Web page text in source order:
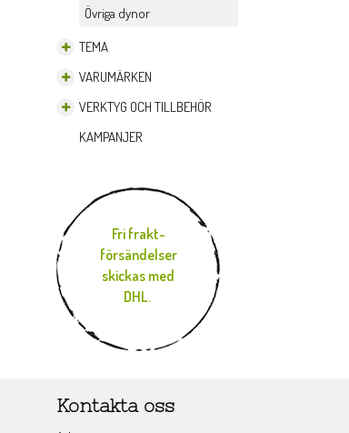
Övriga dynor
TEMA
VARUMÄRKEN
VERKTYG OCH TILLBEHÖR
KAMPANJER
Fri frakt-
försändelser
skickas med
DHL.
Kontakta oss